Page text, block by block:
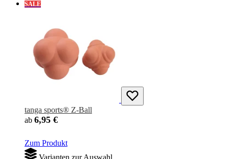
SALE
tanga sports® Z-Ball
ab 6,95 €
Zum Produkt